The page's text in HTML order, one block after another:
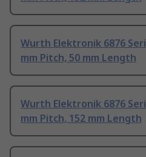
Wurth Elektronik 6876
mm Pitch, 50 mm Length
Wurth Elektronik 6876
mm Pitch, 152 mm Length